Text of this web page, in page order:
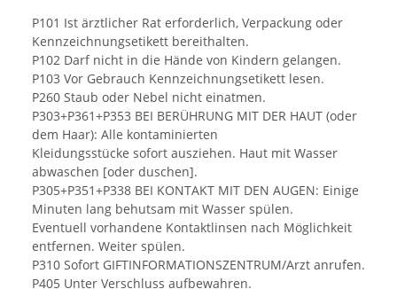
P101 Ist ärztlicher Rat erforderlich, Verpackung oder
Kennzeichnungsetikett bereithalten.
P102 Darf nicht in die Hände von Kindern gelangen.
P103 Vor Gebrauch Kennzeichnungsetikett lesen.
P260 Staub oder Nebel nicht einatmen.
P303+P361+P353 BEI BERÜHRUNG MIT DER HAUT (oder
dem Haar): Alle kontaminierten
Kleidungsstücke sofort ausziehen. Haut mit Wasser
abwaschen [oder duschen].
P305+P351+P338 BEI KONTAKT MIT DEN AUGEN: Einige
Minuten lang behutsam mit Wasser spülen.
Eventuell vorhandene Kontaktlinsen nach Möglichkeit
entfernen. Weiter spülen.
P310 Sofort GIFTINFORMATIONSZENTRUM/Arzt anrufen.
P405 Unter Verschluss aufbewahren.